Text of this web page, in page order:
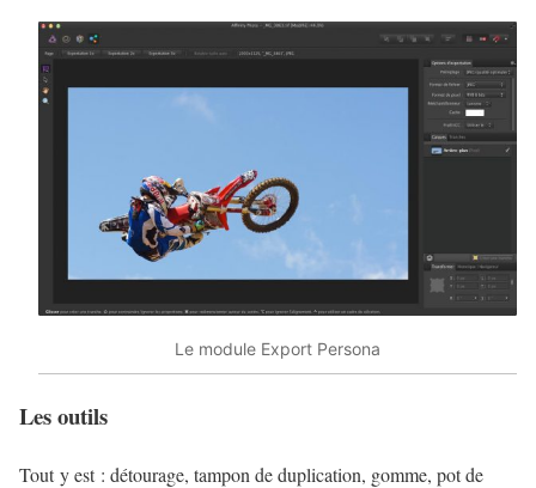
Le module Export Persona
Les outils
Tout y est : détourage, tampon de duplication, gomme, pot de